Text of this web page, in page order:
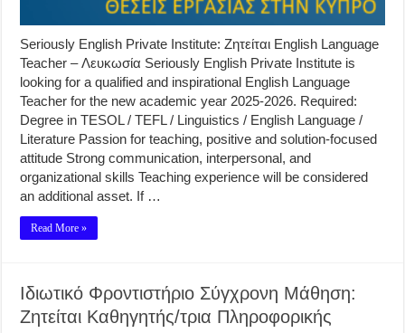
Seriously English Private Institute: Ζητείται English Language
Teacher – Λευκωσία Seriously English Private Institute is
looking for a qualified and inspirational English Language
Teacher for the new academic year 2025-2026. Required:
Degree in TESOL / TEFL / Linguistics / English Language /
Literature Passion for teaching, positive and solution-focused
attitude Strong communication, interpersonal, and
organizational skills Teaching experience will be considered
an additional asset. If …
Read More »
Ιδιωτικό Φροντιστήριο Σύγχρονη Μάθηση:
Ζητείται Καθηγητής/τρια Πληροφορικής